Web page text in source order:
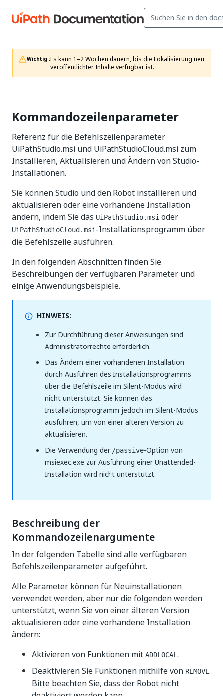
Wichtig :Es kann 1–2 Wochen dauern, bis die Lokalisierung neu
veröffentlichter Inhalte verfügbar ist.
Kommandozeilenparameter
Referenz für die Befehlszeilenparameter
UiPathStudio.msi und UiPathStudioCloud.msi zum
Installieren, Aktualisieren und Ändern von Studio-
Installationen.
Sie können Studio und den Robot installieren und
aktualisieren oder eine vorhandene Installation
ändern, indem Sie das UiPathStudio.msi oder
UiPathStudioCloud.msi -Installationsprogramm über
die Befehlszeile ausführen.
In den folgenden Abschnitten finden Sie
Beschreibungen der verfügbaren Parameter und
einige Anwendungsbeispiele.
HINWEIS:
Zur Durchführung dieser Anweisungen sind
Administratorrechte erforderlich.
Das Ändern einer vorhandenen Installation
durch Ausführen des Installationsprogramms
über die Befehlszeile im Silent-Modus wird
nicht unterstützt. Sie können das
Installationsprogramm jedoch im Silent-Modus
ausführen, um von einer älteren Version zu
aktualisieren.
Die Verwendung der /passive-Option von
msiexec.exe zur Ausführung einer Unattended-
Installation wird nicht unterstützt.
Beschreibung der
Kommandozeilenargumente
In der folgenden Tabelle sind alle verfügbaren
Befehlszeilenparameter aufgeführt.
Alle Parameter können für Neuinstallationen
verwendet werden, aber nur die folgenden werden
unterstützt, wenn Sie von einer älteren Version
aktualisieren oder eine vorhandene Installation
ändern:
Aktivieren von Funktionen mit ADDLOCAL .
Deaktivieren Sie Funktionen mithilfe von REMOVE.
Bitte beachten Sie, dass der Robot nicht